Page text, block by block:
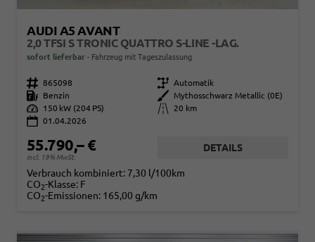
AUDI A5 AVANT
2,0 TFSI S TRONIC QUATTRO S-LINE -LAG.
sofort lieferbar Fahrzeug mit Tageszulassung
Fahrzeugnr. 865098 Getriebe Automatik
Kraftstoff
Benzin Außenfarbe
Mythosschwarz Metallic (0E)
Leistung
150 kW (204 PS) Kilometerstand
20 km
01.04.2026
55.790,– €
incl. 19% MwSt.
DETAILS
Verbrauch kombiniert: 7,30 l/100km
CO2-Klasse: F
CO2-Emissionen: 165,00 g/km